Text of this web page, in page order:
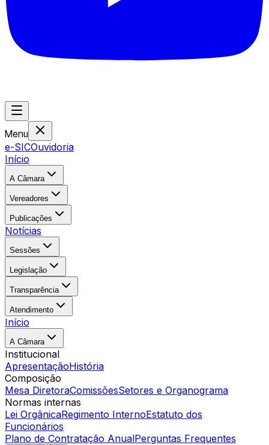
Menu
e-SICOuvidoria
Início
A Câmara
Vereadores
Publicações
Notícias
Sessões
Legislação
Transparência
Atendimento
Início
A Câmara
Institucional
ApresentaçãoHistória
Composição
Mesa DiretoraComissõesSetores e Organograma
Normas internas
Lei OrgânicaRegimento InternoEstatuto dos
Funcionários
Plano de Contratação AnualPerguntas Frequentes